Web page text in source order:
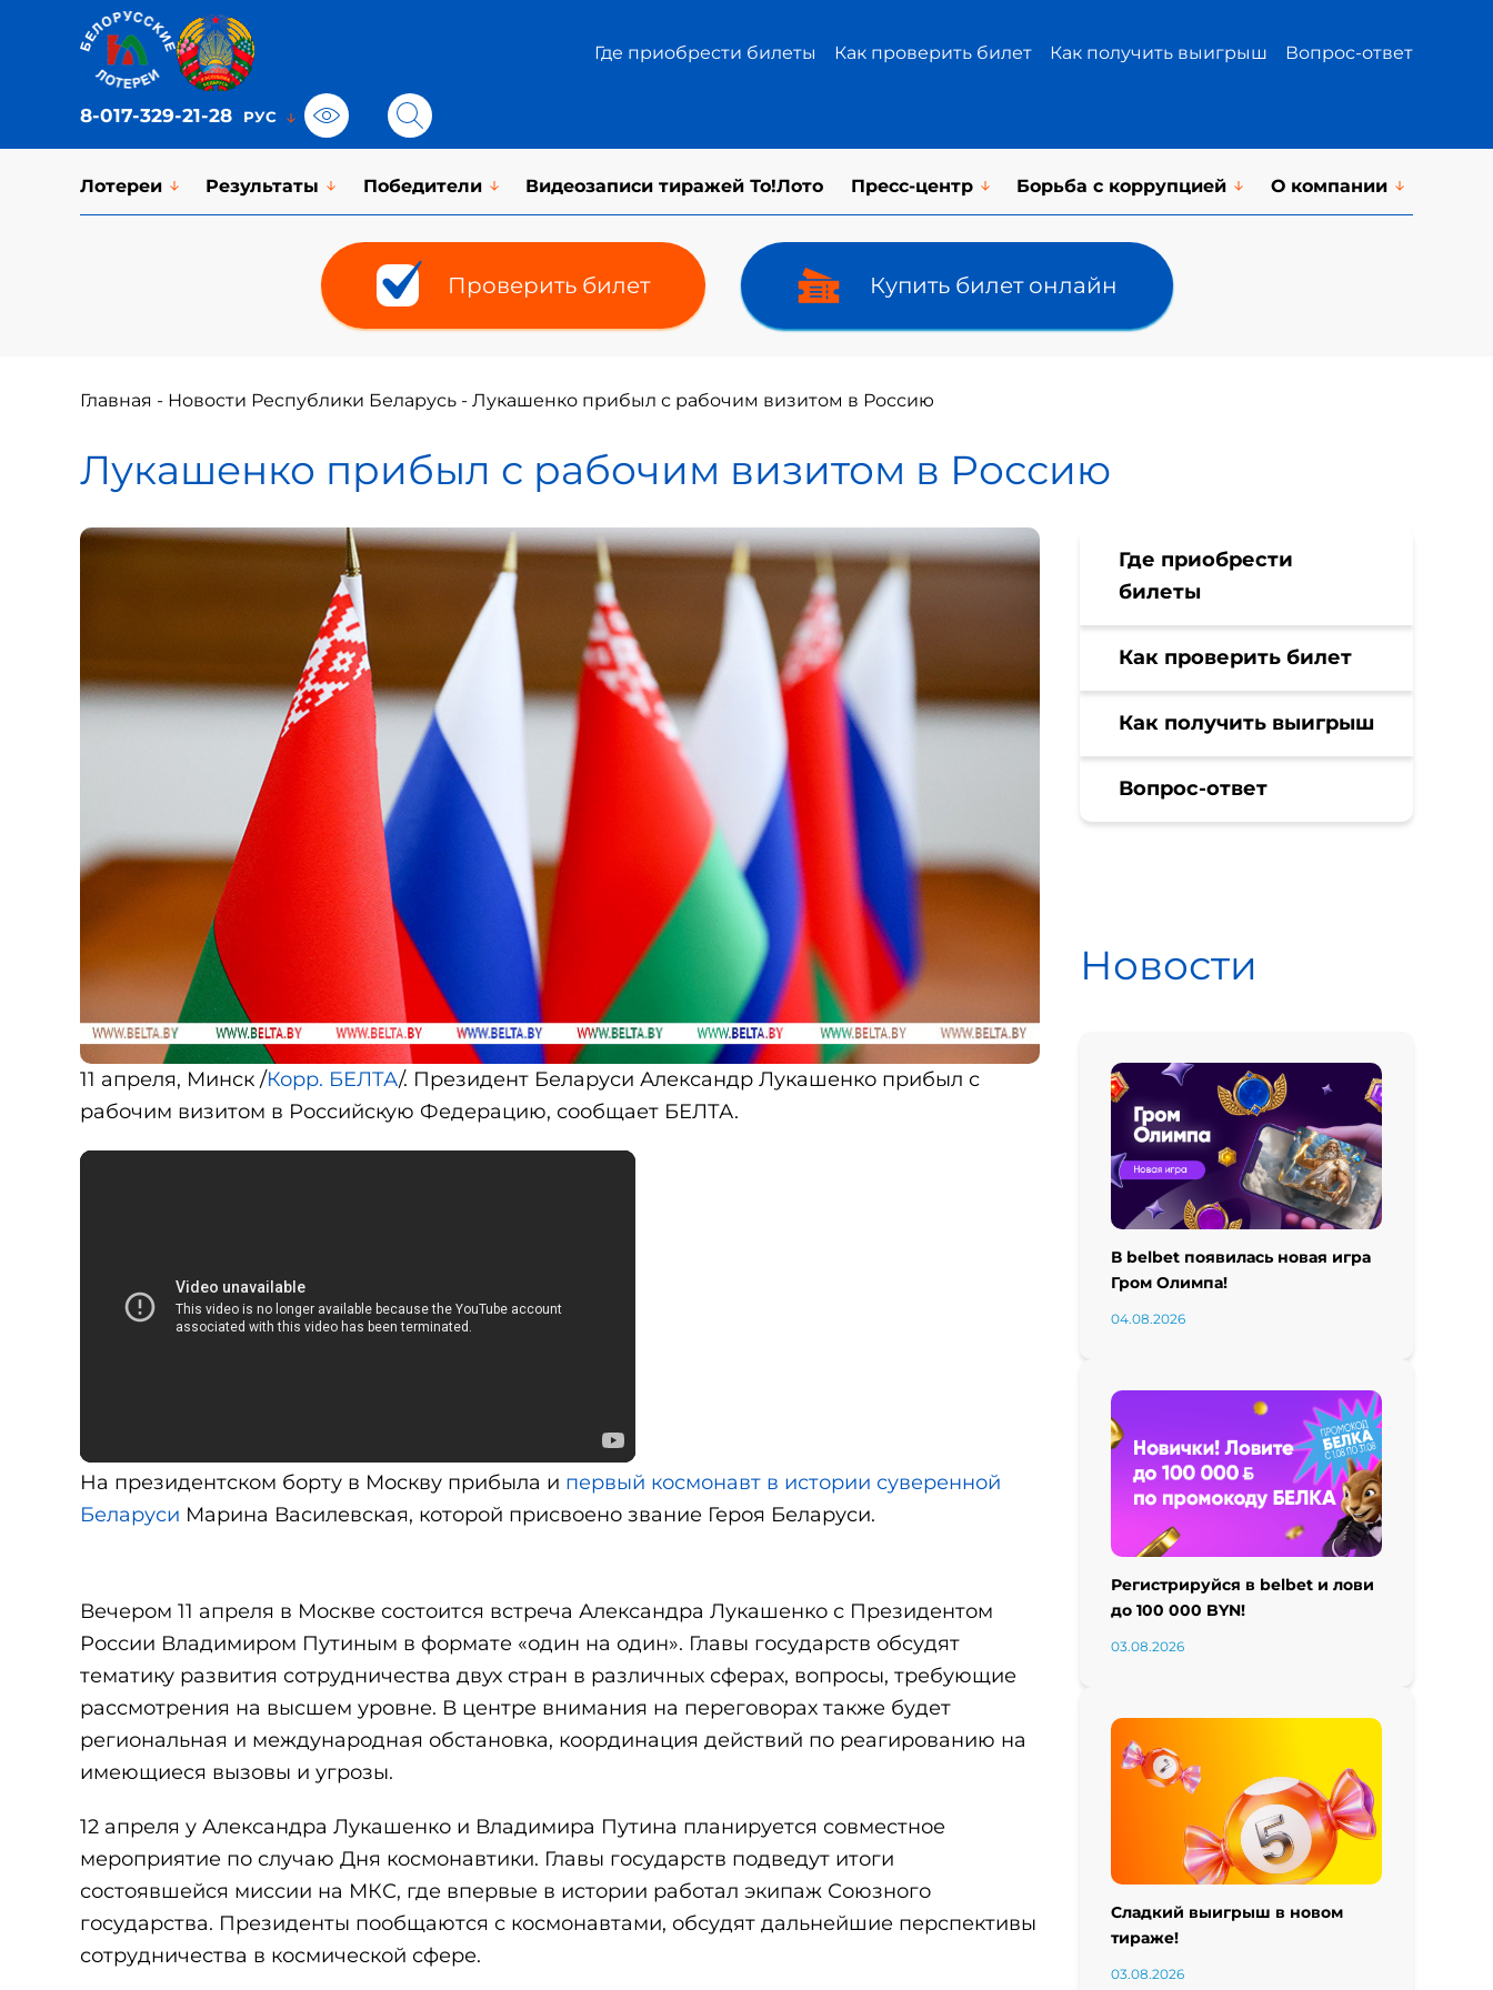
Где приобрести билеты Как проверить билет Как получить выигрыш Вопрос-ответ
8-017-329-21-28
Лотереи Результаты Победители Видеозаписи тиражей То!Лото Пресс-центр Борьба с коррупцией О компании
Проверить билет Купить билет онлайн
Главная - Новости Республики Беларусь - Лукашенко прибыл с рабочим визитом в Россию
Лукашенко прибыл с рабочим визитом в Россию
11 апреля, Минск /Корр. БЕЛТА/. Президент Беларуси Александр Лукашенко прибыл с
рабочим визитом в Российскую Федерацию, сообщает БЕЛТА.
На президентском борту в Москву прибыла и первый космонавт в истории суверенной
Беларуси Марина Василевская, которой присвоено звание Героя Беларуси.
Вечером 11 апреля в Москве состоится встреча Александра Лукашенко с Президентом
России Владимиром Путиным в формате «один на один». Главы государств обсудят
тематику развития сотрудничества двух стран в различных сферах, вопросы, требующие
рассмотрения на высшем уровне. В центре внимания на переговорах также будет
региональная и международная обстановка, координация действий по реагированию на
имеющиеся вызовы и угрозы.
12 апреля у Александра Лукашенко и Владимира Путина планируется совместное
мероприятие по случаю Дня космонавтики. Главы государств подведут итоги
состоявшейся миссии на МКС, где впервые в истории работал экипаж Союзного
государства. Президенты пообщаются с космонавтами, обсудят дальнейшие перспективы
сотрудничества в космической сфере.
Где приобрести
билеты
Как проверить билет
Как получить выигрыш
Вопрос-ответ
Новости
В belbet появилась новая игра
Гром Олимпа!
04.08.2026
Регистрируйся в belbet и лови
до 100 000 BYN!
03.08.2026
Сладкий выигрыш в новом
тираже!
03.08.2026